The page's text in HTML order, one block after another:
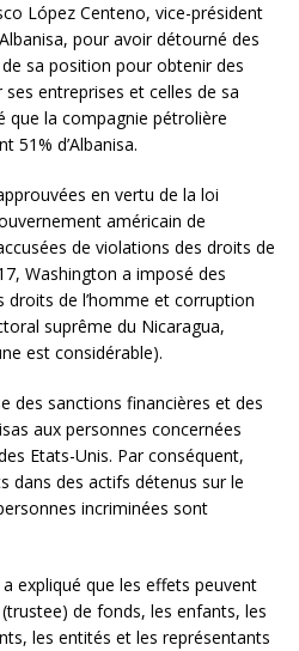
López Centeno, vice-président
pour avoir détourné des
sa position pour obtenir des
entreprises et celles de sa
que la compagnie pétrolière
51% d’Albanisa.
en vertu de la loi
américain de
de violations des droits de
Washington a imposé des
de l’homme et corruption
suprême du Nicaragua,
est considérable).
des sanctions financières et des
aux personnes concernées
Etats-Unis. Par conséquent,
dans des actifs détenus sur le
incriminées sont
expliqué que les effets peuvent
de fonds, les enfants, les
les entités et les représentants